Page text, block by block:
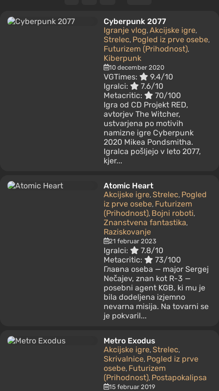
Cyberpunk 2077
Igranje vlog, Akcijske igre,
Strelec, Pogled iz prve osebe,
Futurizem (Prihodnost),
Kiberpunk
10 december 2020
VGTimes:
9.4/10
Igralci:
7.6/10
Metacritic:
70/100
Igra od CD Projekt RED,
avtorjev The Witcher,
ustvarjena po motivih
namizne igre Cyberpunk
2020 Mikea Pondsmitha.
Igralca pošljejo v leto 2077,
kjer...
Atomic Heart
Akcijske igre, Strelec, Pogled
iz prve osebe, Futurizem
(Prihodnost), Bojni roboti,
Znanstvena fantastika,
Raziskovanje
21 februar 2023
Igralci:
7.8/10
Metacritic:
73/100
Главna oseba — major Sergej
Nečajev, znan kot R-3 —
posebni agent KGB, ki mu je
bila dodeljena izjemno
nevarna misija. Na tovarni se
je pokvaril...
Metro Exodus
Akcijske igre, Strelec,
Skrivalnice, Pogled iz prve
osebe, Futurizem
(Prihodnost), Postapokalipsa
15 februar 2019